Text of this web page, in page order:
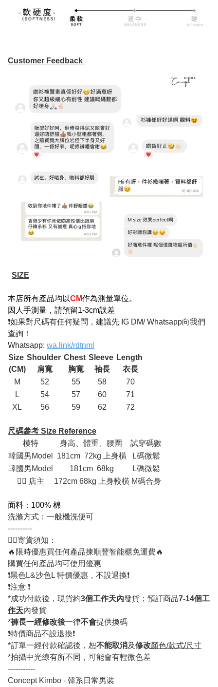
Customer Feedback
SIZE
本店所有產品均以CM作為測量單位。
因人手測量，請預留1-3cm誤差
❗如果對尺碼有任何疑問，建議先 IG DM/ Whatsapp向我們
查詢！
Whatsapp: wa.link/rdtnml
Size
(CM)
Shoulder
肩寬
Chest
胸寬
Sleeve
袖長
Length
衣長
M
52 55 58
70
L
54 57 60
71
XL
56 59 62 72
尺碼參考 Size Reference
模特
身高、體重、腰圍
試穿碼數
韓國男Model
181cm 72kg 上身橫
L碼微鬆
韓國男Model
181cm 68kg
L碼微鬆
💁‍♂ 店主
172cm 68kg 上身較橫 M碼合身
面料：100% 棉
洗滌方式：一般機洗便可
----------
💁‍♂️寄貨須知：
🔥限時優惠買任何產品揀順豐智能櫃免運費🔥
購買任何產品均可使用優惠
❗️黑色L&沙色L 特價優惠，不設退換❗️
❗️注意 ❗️
*成功付款後，現貨約3個工作天內發貨；預訂商品7-14個工
作天內發貨
*褲長一經修改後一律不會提供換碼
❗️特價商品不設退換❗️
*訂單一經付款確認後，恕不能取消及修改顏色/款式/尺寸
*拍攝中光線有所不同，可能會有輕微色差
—--------
Concept Kimbo - 韓系日常男裝